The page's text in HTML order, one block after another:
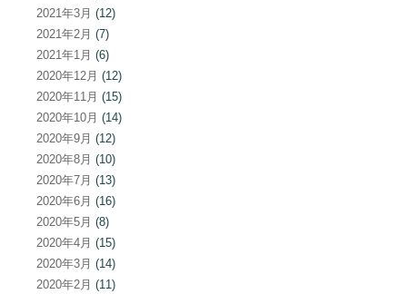
2021年3月 (12)
2021年2月 (7)
2021年1月 (6)
2020年12月 (12)
2020年11月 (15)
2020年10月 (14)
2020年9月 (12)
2020年8月 (10)
2020年7月 (13)
2020年6月 (16)
2020年5月 (8)
2020年4月 (15)
2020年3月 (14)
2020年2月 (11)